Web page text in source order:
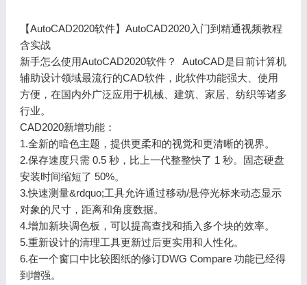
【AutoCAD2020软件】AutoCAD2020入门到精通视频教程
含实战
新手怎么使用AutoCAD2020软件？ AutoCAD是目前计算机
辅助设计领域最流行的CAD软件，此软件功能强大、使用
方便，在国内外广泛应用于机械、建筑、家居、纺织等诸多
行业。
CAD2020新增功能：
1.全新的暗色主题，提供更柔和的视觉和更清晰的视界。
2.保存速度只需 0.5 秒，比上一代整整快了 1 秒。固态硬盘
安装时间缩短了 50%。
3.快速测量&rdquo;工具允许通过移动/悬停光标来动态显示
对象的尺寸，距离和角度数据。
4.增加新块调色板，可以提高查找和插入多个块的效率。
5.重新设计的清理工具更新过后更实用和人性化。
6.在一个窗口中比较图纸的修订DWG Compare 功能已经得
到增强。